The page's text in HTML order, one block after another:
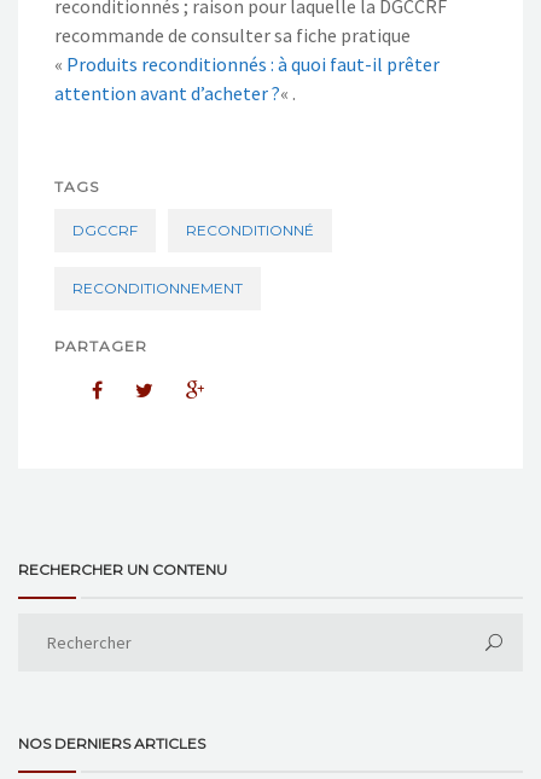
reconditionnés ; raison pour laquelle la DGCCRF
recommande de consulter sa fiche pratique
« Produits reconditionnés : à quoi faut-il prêter
attention avant d’acheter ?« .
TAGS
DGCCRF RECONDITIONNÉ
RECONDITIONNEMENT
PARTAGER
RECHERCHER UN CONTENU
NOS DERNIERS ARTICLES